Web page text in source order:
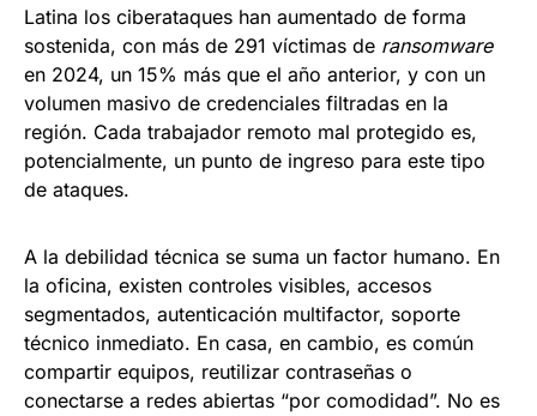
Latina los ciberataques han aumentado de forma
sostenida, con más de 291 víctimas de ransomware
en 2024, un 15% más que el año anterior, y con un
volumen masivo de credenciales filtradas en la
región. Cada trabajador remoto mal protegido es,
potencialmente, un punto de ingreso para este tipo
de ataques.
A la debilidad técnica se suma un factor humano. En
la oficina, existen controles visibles, accesos
segmentados, autenticación multifactor, soporte
técnico inmediato. En casa, en cambio, es común
compartir equipos, reutilizar contraseñas o
conectarse a redes abiertas “por comodidad”. No es